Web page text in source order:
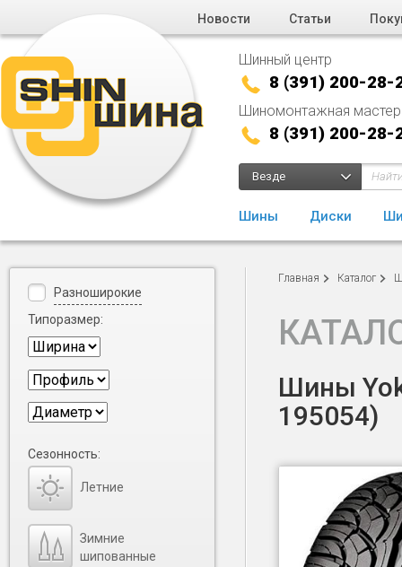
Новости Статьи
Шинный центр
8 (391) 200-28-
Шиномонтажная
8 (391) 200-28-
Везде
Шины Диски
Главная Каталог
Шины
195054)
Разноширокие
Типоразмер:
Сезонность:
Летние
Зимние
шипованные